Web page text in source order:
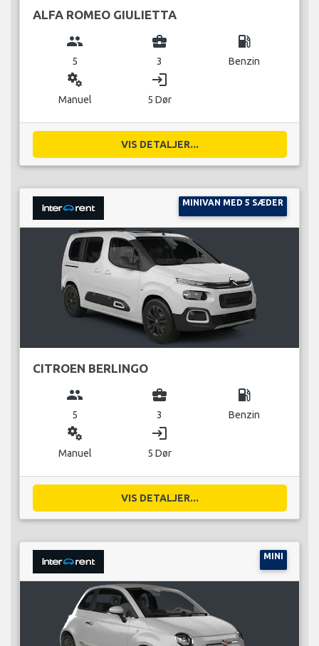
ALFA ROMEO GIULIETTA
group
5
business_center
3
local_gas_station
Benzin
miscellaneous_services
Manuel
login
5 Dør
VIS DETALJER...
MINIVAN MED 5 SÆDER
CITROEN BERLINGO
group
5
business_center
3
local_gas_station
Benzin
miscellaneous_services
Manuel
login
5 Dør
VIS DETALJER...
MINI